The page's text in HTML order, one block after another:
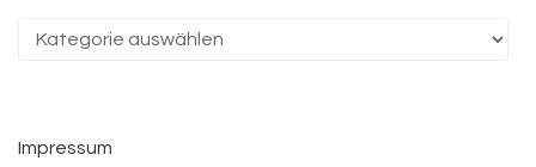
Kategorien
Impressum